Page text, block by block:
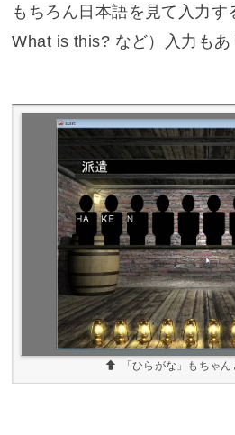
もちろん日本語を見て入力す
What is this? など）入力もあ
「ひらがな」もちゃ